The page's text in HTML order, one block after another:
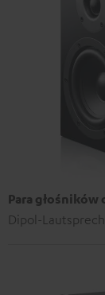
Para głośników
Dipol-